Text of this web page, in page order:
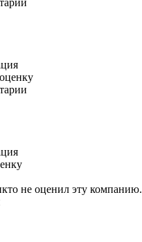
не оценил эту компанию.